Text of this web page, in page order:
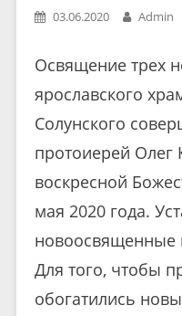
03.06.2020 Admin
Освящение трех
ярославского
Солунского
протоиерей Олег
воскресной
мая 2020 года.
новоосвященные
Для того, чтобы
обогатились